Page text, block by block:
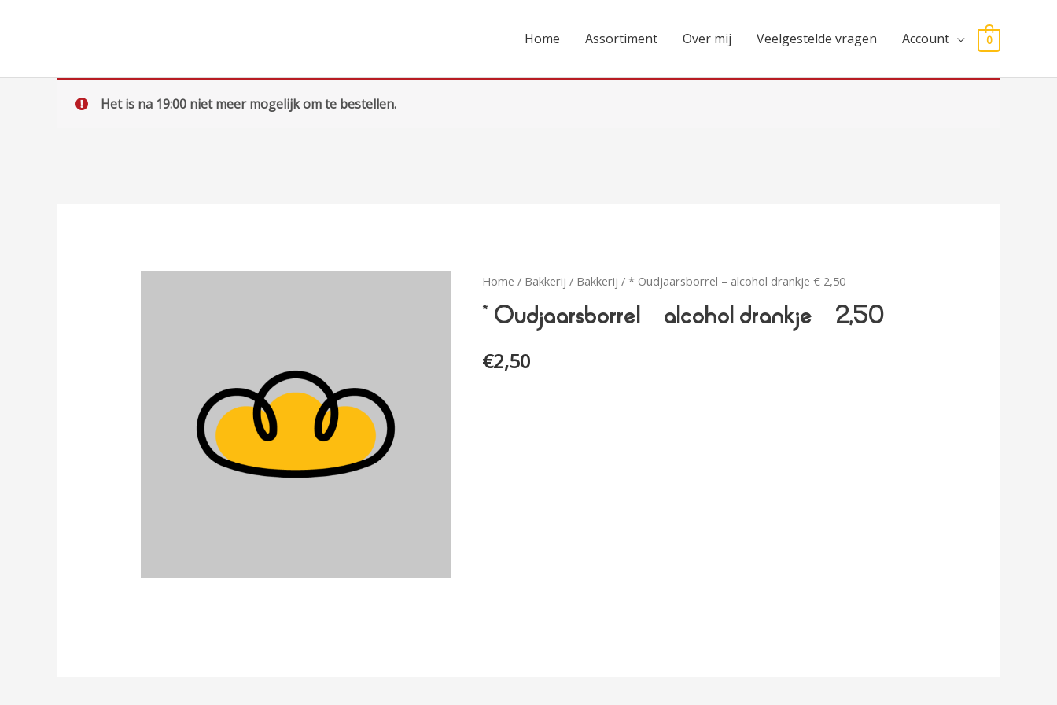
inhoud
Home Assortiment Over mij Veelgestelde vragen Account 0
Het is na 19:00 niet meer mogelijk om te bestellen.
Home / Bakkerij / Bakkerij / * Oudjaarsborrel – alcohol drankje € 2,50
* Oudjaarsborrel – alcohol drankje € 2,50
€2,50